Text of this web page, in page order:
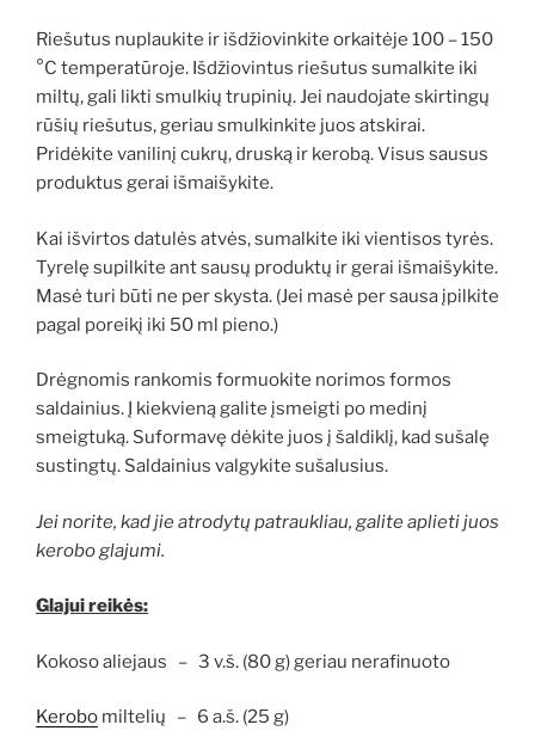
Riešutus nuplaukite ir išdžiovinkite orkaitėje 100 – 150
°C temperatūroje. Išdžiovintus riešutus sumalkite iki
miltų, gali likti smulkių trupinių. Jei naudojate skirtingų
rūšių riešutus, geriau smulkinkite juos atskirai.
Pridėkite vanilinį cukrų, druską ir kerobą. Visus sausus
produktus gerai išmaišykite.
Kai išvirtos datulės atvės, sumalkite iki vientisos tyrės.
Tyrelę supilkite ant sausų produktų ir gerai išmaišykite.
Masė turi būti ne per skysta. (Jei masė per sausa įpilkite
pagal poreikį iki 50 ml pieno.)
Drėgnomis rankomis formuokite norimos formos
saldainius. Į kiekvieną galite įsmeigti po medinį
smeigtuką. Suformavę dėkite juos į šaldiklį, kad sušalę
sustingtų. Saldainius valgykite sušalusius.
Jei norite, kad jie atrodytų patraukliau, galite aplieti juos
kerobo glajumi.
Glajui reikės:
Kokoso aliejaus – 3 v.š. (80 g) geriau nerafinuoto
Kerobo miltelių – 6 a.š. (25 g)